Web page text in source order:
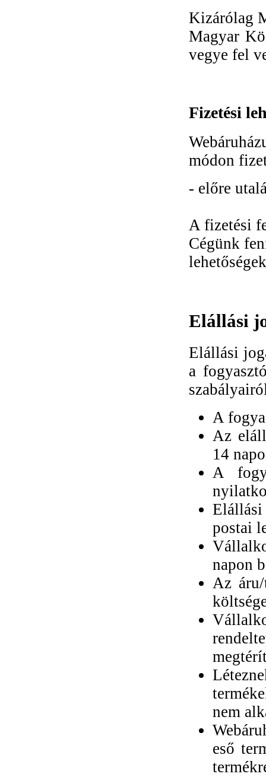
Kizárólag
Magyar
vegye fel
Fizetési
módon
- előre
A fizetési
Cégünk
Elállási
Elállási
a
A
Az
14
A
Elállási
postai
napon
Az
nem
eső